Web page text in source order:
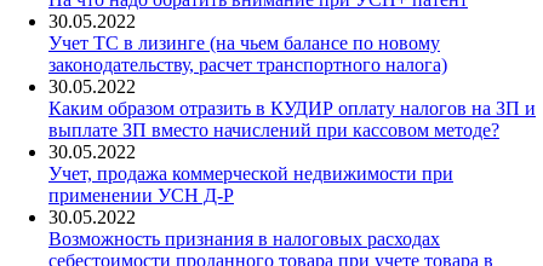
30.05.2022
Учет ТС в лизинге (на чьем балансе по новому
законодательству, расчет транспортного налога)
30.05.2022
Каким образом отразить в КУДИР оплату налогов на ЗП и
выплате ЗП вместо начислений при кассовом методе?
30.05.2022
Учет, продажа коммерческой недвижимости при
применении УСН Д-Р
30.05.2022
Возможность признания в налоговых расходах
себестоимости проданного товара при учете товара в